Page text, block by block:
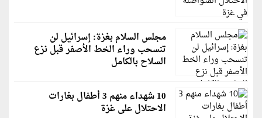
مجلس السلام بغزة: إسرائيل لن
تنسحب وراء الخط الأصفر قبل نزع
السلاح بالكامل
10 شهداء منهم 3 أطفال بغارات
الاحتلال على غزة